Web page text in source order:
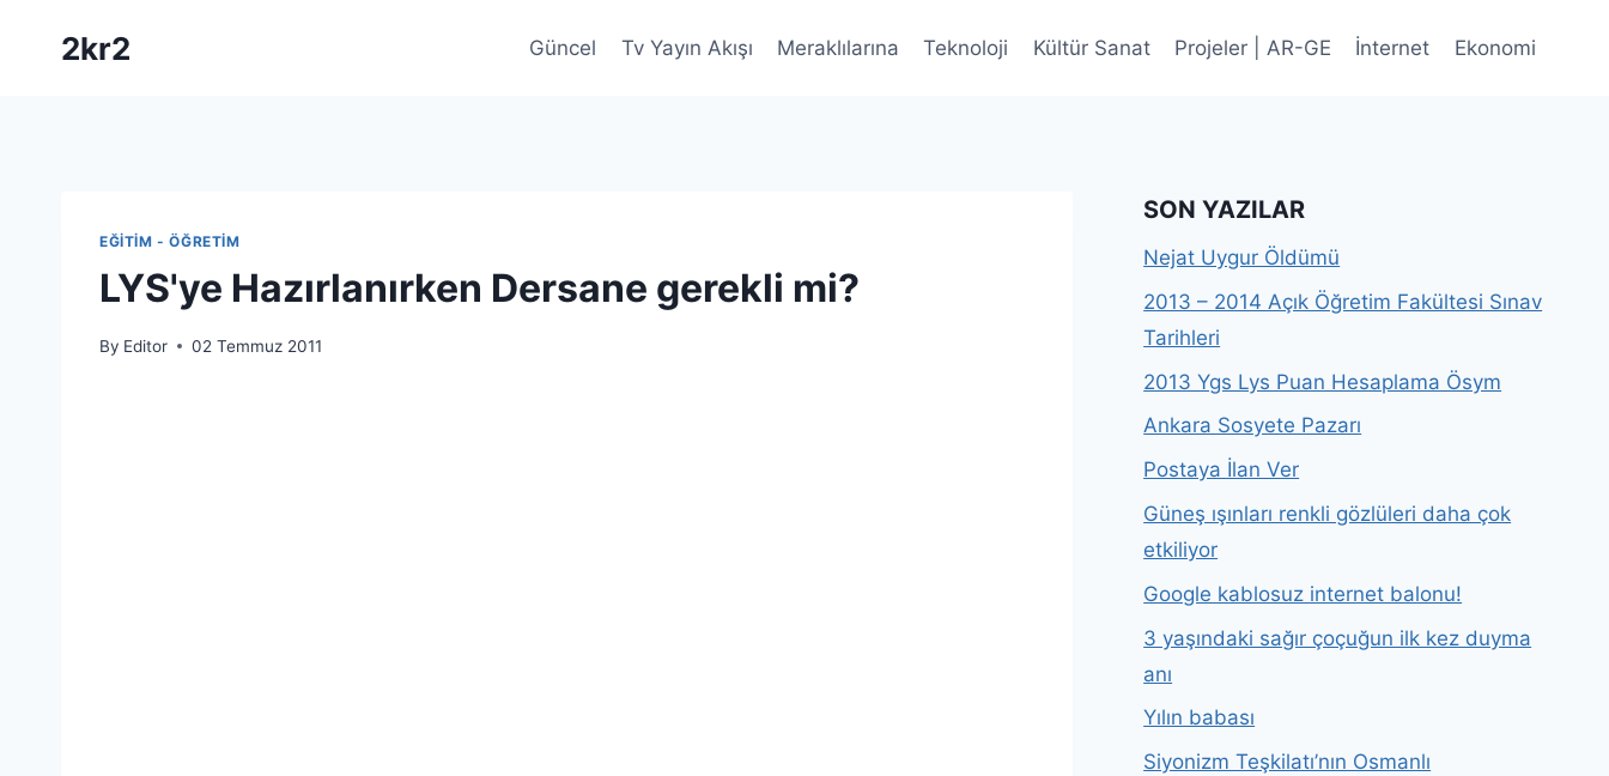
2kr2 Güncel Tv Yayın Akışı Meraklılarına Teknoloji Kültür Sanat Projeler | AR-GE İnternet Ekonomi
EĞITIM - ÖĞRETIM
LYS'ye Hazırlanırken Dersane gerekli mi?
By Editor 02 Temmuz 2011
SON YAZILAR
Nejat Uygur Öldümü
2013 – 2014 Açık Öğretim Fakültesi Sınav
Tarihleri
2013 Ygs Lys Puan Hesaplama Ösym
Ankara Sosyete Pazarı
Postaya İlan Ver
Güneş ışınları renkli gözlüleri daha çok
etkiliyor
Google kablosuz internet balonu!
3 yaşındaki sağır çoçuğun ilk kez duyma
anı
Yılın babası
Siyonizm Teşkilatı’nın Osmanlı